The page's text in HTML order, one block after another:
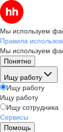
Мы используем
Правила
Мы используем
Понятно
Ищу работу
Ищу работу
Ищу работу
Ищу сотрудника
Сервисы
Помощь